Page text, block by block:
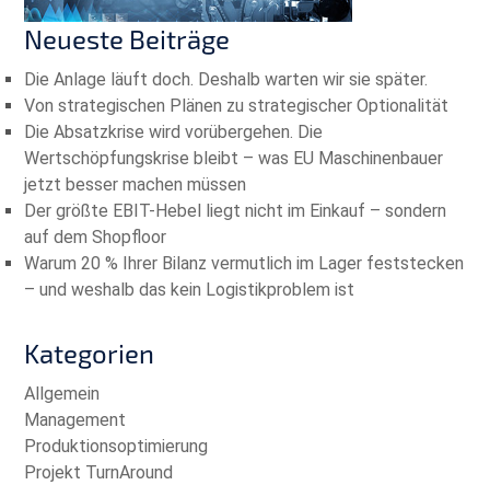
Neueste Beiträge
Die Anlage läuft doch. Deshalb warten wir sie später.
Von strategischen Plänen zu strategischer Optionalität
Die Absatzkrise wird vorübergehen. Die
Wertschöpfungskrise bleibt – was EU Maschinenbauer
jetzt besser machen müssen
Der größte EBIT-Hebel liegt nicht im Einkauf – sondern
auf dem Shopfloor
Warum 20 % Ihrer Bilanz vermutlich im Lager feststecken
– und weshalb das kein Logistikproblem ist
Kategorien
Allgemein
Management
Produktionsoptimierung
Projekt TurnAround